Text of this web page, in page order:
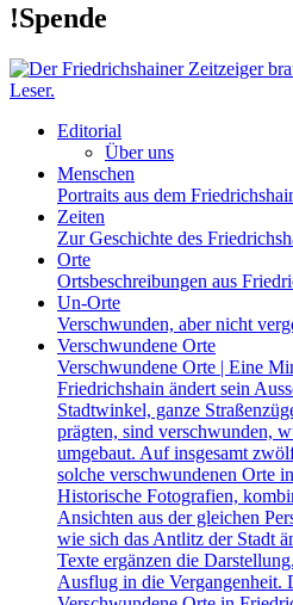
!Spende
Editorial
Über uns
Menschen
Portraits aus dem
Zeiten
Zur Geschichte des
Orte
Ortsbeschreibungen aus
Un-Orte
Verschwunden, aber nicht
Verschwundene Orte
Verschwundene Orte | Eine
Friedrichshain ändert sein
Stadtwinkel, ganze
prägten, sind verschwunden,
umgebaut. Auf insgesamt
solche verschwundenen Orte
Historische Fotografien,
Ansichten aus der gleichen
wie sich das Antlitz der Stadt
Texte ergänzen die
Ausflug in die Vergangenheit.